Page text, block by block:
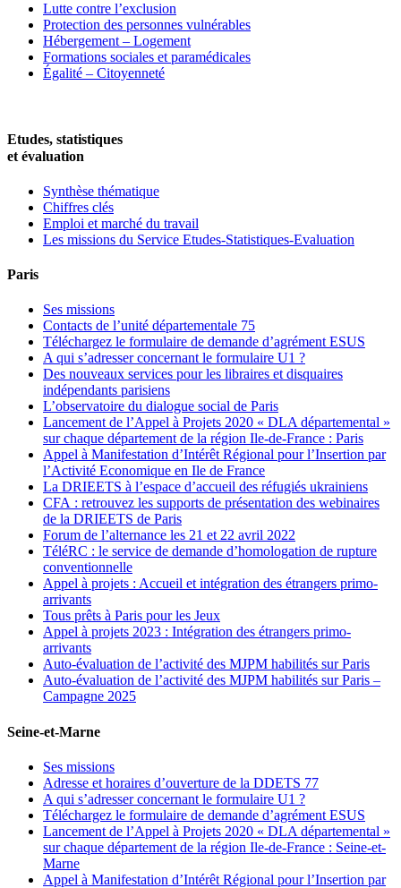
Lutte contre l’exclusion
Protection des personnes vulnérables
Hébergement – Logement
Formations sociales et paramédicales
Égalité – Citoyenneté
Etudes, statistiques
et évaluation
Synthèse thématique
Chiffres clés
Emploi et marché du travail
Les missions du Service Etudes-Statistiques-Evaluation
Paris
Ses missions
Contacts de l’unité départementale 75
Téléchargez le formulaire de demande d’agrément ESUS
A qui s’adresser concernant le formulaire U1 ?
Des nouveaux services pour les libraires et disquaires
indépendants parisiens
L’observatoire du dialogue social de Paris
Lancement de l’Appel à Projets 2020 « DLA départemental »
sur chaque département de la région Ile-de-France : Paris
Appel à Manifestation d’Intérêt Régional pour l’Insertion par
l’Activité Economique en Ile de France
La DRIEETS à l’espace d’accueil des réfugiés ukrainiens
CFA : retrouvez les supports de présentation des webinaires
de la DRIEETS de Paris
Forum de l’alternance les 21 et 22 avril 2022
TéléRC : le service de demande d’homologation de rupture
conventionnelle
Appel à projets : Accueil et intégration des étrangers primo-
arrivants
Tous prêts à Paris pour les Jeux
Appel à projets 2023 : Intégration des étrangers primo-
arrivants
Auto-évaluation de l’activité des MJPM habilités sur Paris
Auto-évaluation de l’activité des MJPM habilités sur Paris –
Campagne 2025
Seine-et-Marne
Ses missions
Adresse et horaires d’ouverture de la DDETS 77
A qui s’adresser concernant le formulaire U1 ?
Téléchargez le formulaire de demande d’agrément ESUS
Lancement de l’Appel à Projets 2020 « DLA départemental »
sur chaque département de la région Ile-de-France : Seine-et-
Marne
Appel à Manifestation d’Intérêt Régional pour l’Insertion par